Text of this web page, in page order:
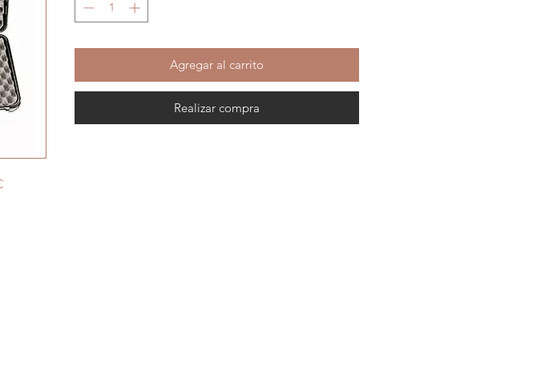
Agregar al carrito
Realizar compra